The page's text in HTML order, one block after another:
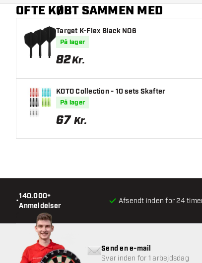
OFTE KØBT SAMMEN MED
Target K-Flex Black NO6
På lager
82Kr.
KOTO Collection - 10 sets Skafter
På lager
67 Kr.
•
140.000+
Anmeldelser
Afsendt inden for 24
Send en e-mail
Svar inden for 1 arbejdsdag